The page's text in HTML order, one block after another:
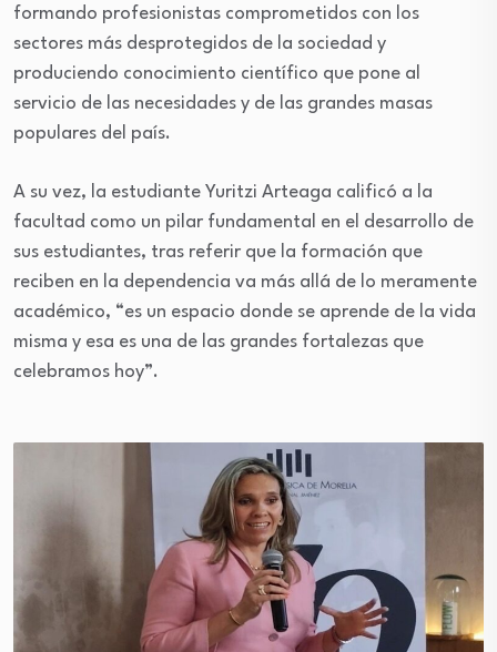
formando profesionistas comprometidos con los
sectores más desprotegidos de la sociedad y
produciendo conocimiento científico que pone al
servicio de las necesidades y de las grandes masas
populares del país.
A su vez, la estudiante Yuritzi Arteaga calificó a la
facultad como un pilar fundamental en el desarrollo de
sus estudiantes, tras referir que la formación que
reciben en la dependencia va más allá de lo meramente
académico, “es un espacio donde se aprende de la vida
misma y esa es una de las grandes fortalezas que
celebramos hoy”.